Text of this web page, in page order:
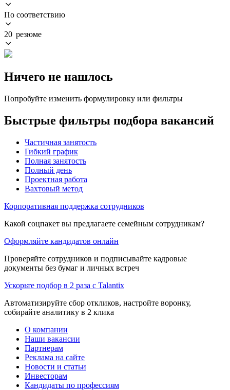
По соответствию
20 резюме
Ничего не нашлось
Попробуйте изменить формулировку или фильтры
Быстрые фильтры подбора вакансий
Частичная занятость
Гибкий график
Полная занятость
Полный день
Проектная работа
Вахтовый метод
Корпоративная поддержка сотрудников
Какой соцпакет вы предлагаете семейным сотрудникам?
Оформляйте кандидатов онлайн
Проверяйте сотрудников и подписывайте кадровые
документы без бумаг и личных встреч
Ускорьте подбор в 2 раза с Talantix
Автоматизируйте сбор откликов, настройте воронку,
собирайте аналитику в 2 клика
О компании
Наши вакансии
Партнерам
Реклама на сайте
Новости и статьи
Инвесторам
Кандидаты по профессиям